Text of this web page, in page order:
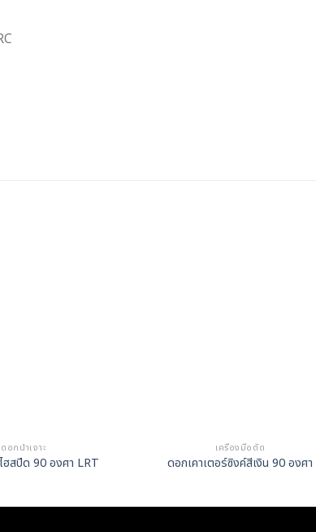
ดอกนำเจาะ
ฮสปีด 90 องศา LRT
เครื่องมือตัด
ดอกเคาเตอร์ซิงค์สีเงิน 90 องศา